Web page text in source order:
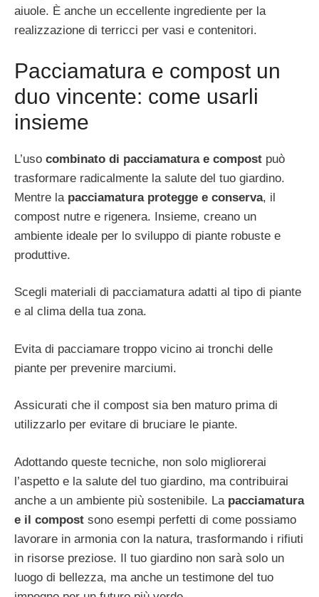
aiuole. È anche un eccellente ingrediente per la
realizzazione di terricci per vasi e contenitori.
Pacciamatura e compost un
duo vincente: come usarli
insieme
L’uso combinato di pacciamatura e compost può
trasformare radicalmente la salute del tuo giardino.
Mentre la pacciamatura protegge e conserva, il
compost nutre e rigenera. Insieme, creano un
ambiente ideale per lo sviluppo di piante robuste e
produttive.
Scegli materiali di pacciamatura adatti al tipo di piante
e al clima della tua zona.
Evita di pacciamare troppo vicino ai tronchi delle
piante per prevenire marciumi.
Assicurati che il compost sia ben maturo prima di
utilizzarlo per evitare di bruciare le piante.
Adottando queste tecniche, non solo migliorerai
l’aspetto e la salute del tuo giardino, ma contribuirai
anche a un ambiente più sostenibile. La pacciamatura
e il compost sono esempi perfetti di come possiamo
lavorare in armonia con la natura, trasformando i rifiuti
in risorse preziose. Il tuo giardino non sarà solo un
luogo di bellezza, ma anche un testimone del tuo